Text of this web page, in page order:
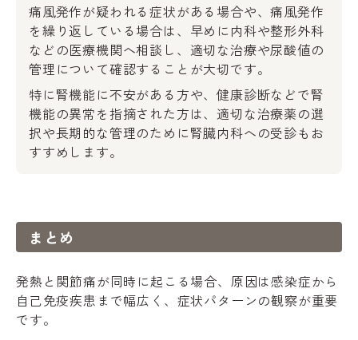
痛風発作が疑われる症状がある場合や、痛風発作
を繰り返している場合は、早めに内科や整形外科
などの医療機関へ相談し、適切な治療や尿酸値の
管理について確認することが大切です。
特に腎機能に不安がある方や、健康診断などで腎
機能の異常を指摘された方は、適切な治療薬の選
択や長期的な管理のために腎臓内科への受診もお
すすめします。
まとめ
発熱と関節痛が同時に起こる場合、原因は感染症から
自己免疫疾患まで幅広く、症状パターンの観察が重要
です。